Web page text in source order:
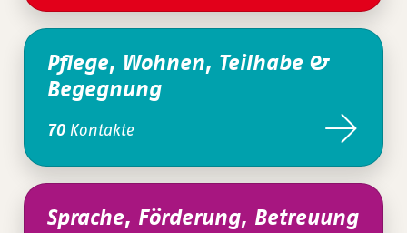
Pflege, Wohnen, Teilhabe &
Begegnung
70 Kontakte
Sprache, Förderung, Betreuung